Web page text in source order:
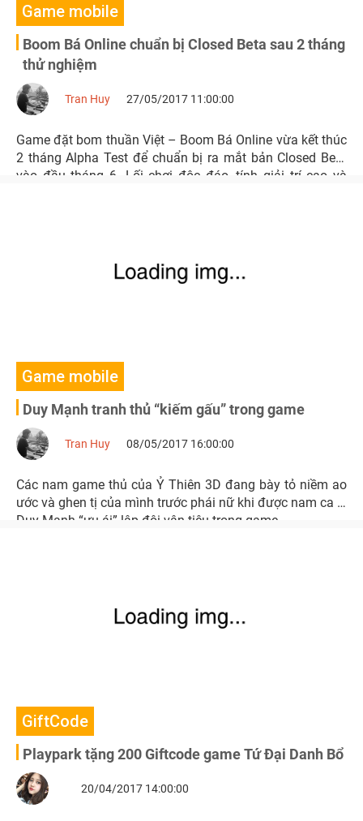
Game mobile
Boom Bá Online chuẩn bị Closed Beta sau 2 tháng
thử nghiệm
Tran Huy 27/05/2017 11:00:00
Game đặt bom thuần Việt – Boom Bá Online vừa kết thúc
2 tháng Alpha Test để chuẩn bị ra mắt bản Closed Beta
vào đầu tháng 6. Lối chơi độc đáo, tính giải trí cao và
Game mobile
Duy Mạnh tranh thủ “kiếm gấu” trong game
Tran Huy 08/05/2017 16:00:00
Các nam game thủ của Ỷ Thiên 3D đang bày tỏ niềm ao
ước và ghen tị của mình trước phái nữ khi được nam ca sĩ
Duy Mạnh “ưu ái” lập đội vận tiêu trong game.
GiftCode
Playpark tặng 200 Giftcode game Tứ Đại Danh Bổ
20/04/2017 14:00:00